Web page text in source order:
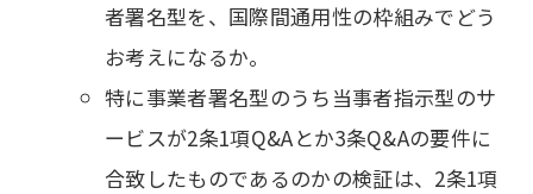
者署名型を、国際間通用性の枠組みでどう
お考えになるか。
特に事業者署名型のうち当事者指示型のサ
ービスが2条1項Q&Aとか3条Q&Aの要件に
合致したものであるのかの検証は、2条1項